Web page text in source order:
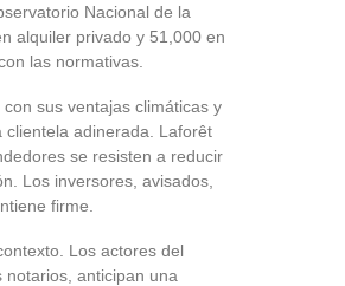
Nacional de la
alquiler privado y 51,000 en
las normativas.
sus ventajas climáticas y
adinerada. Laforêt
se resisten a reducir
Los inversores, avisados,
firme.
Los actores del
anticipan una